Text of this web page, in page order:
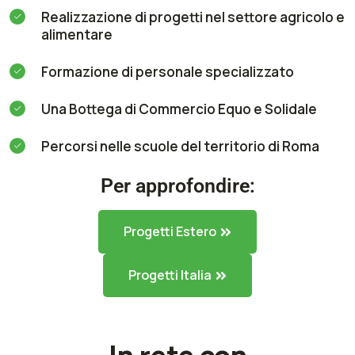
Realizzazione di progetti nel settore agricolo e
alimentare
Formazione di personale specializzato
Una Bottega di Commercio Equo e Solidale
Percorsi nelle scuole del territorio di Roma
Per approfondire:
Progetti Estero
Progetti Italia